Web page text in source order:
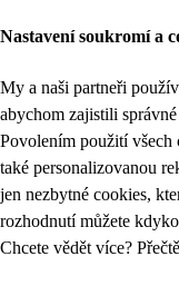
Nastavení soukromí a
My a naši partneři
abychom zajistili
Povolením použití všech
také personalizovanou
jen nezbytné cookies,
rozhodnutí můžete
Chcete vědět více?